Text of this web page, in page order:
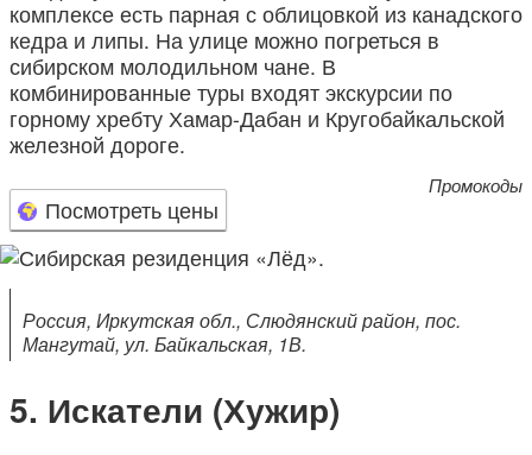
комплексе есть парная с облицовкой из канадского
кедра и липы. На улице можно погреться в
сибирском молодильном чане. В
комбинированные туры входят экскурсии по
горному хребту Хамар-Дабан и Кругобайкальской
железной дороге.
Посмотреть цены
Промокоды
Россия, Иркутская обл., Слюдянский район, пос.
Мангутай, ул. Байкальская, 1В.
Искатели (Хужир)